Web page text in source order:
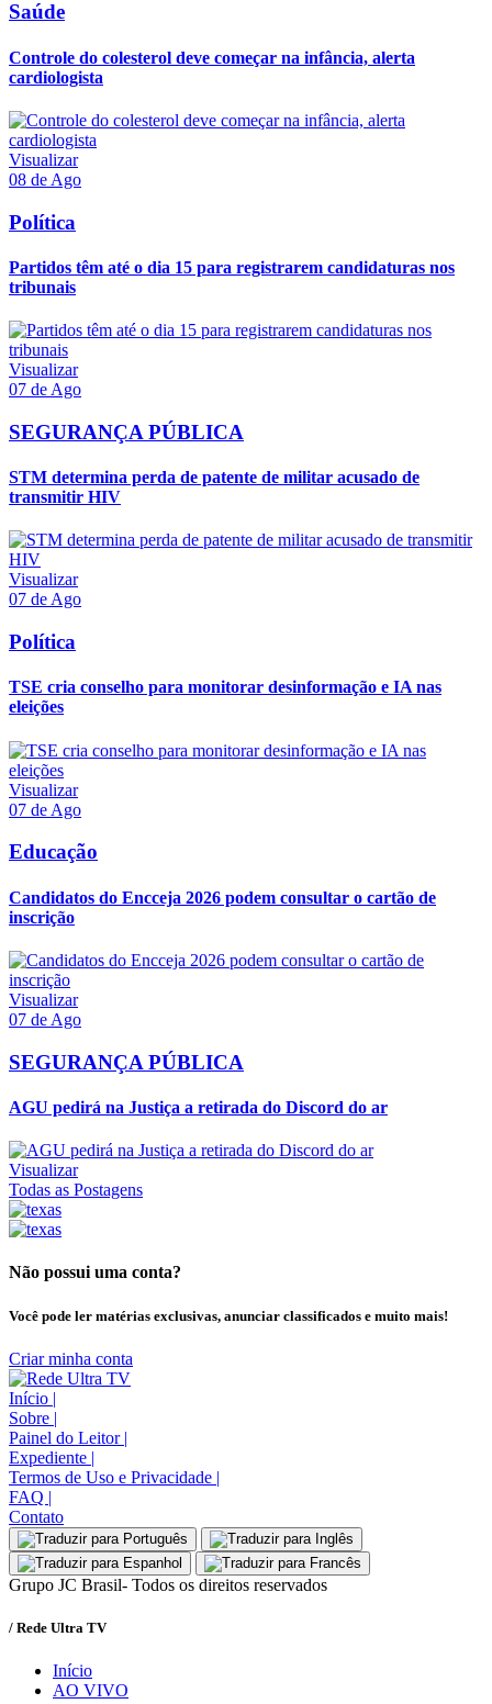
Saúde
Controle do colesterol deve começar na infância, alerta
cardiologista
Visualizar
08 de Ago
Política
Partidos têm até o dia 15 para registrarem candidaturas nos
tribunais
Visualizar
07 de Ago
SEGURANÇA PÚBLICA
STM determina perda de patente de militar acusado de
transmitir HIV
Visualizar
07 de Ago
Política
TSE cria conselho para monitorar desinformação e IA nas
eleições
Visualizar
07 de Ago
Educação
Candidatos do Encceja 2026 podem consultar o cartão de
inscrição
Visualizar
07 de Ago
SEGURANÇA PÚBLICA
AGU pedirá na Justiça a retirada do Discord do ar
Visualizar
Todas as Postagens
Não possui uma conta?
Você pode ler matérias exclusivas, anunciar classificados e muito mais!
Criar minha conta
Início |
Sobre |
Painel do Leitor |
Expediente |
Termos de Uso e Privacidade |
FAQ |
Contato
Grupo JC Brasil- Todos os direitos reservados
/ Rede Ultra TV
Início
AO VIVO